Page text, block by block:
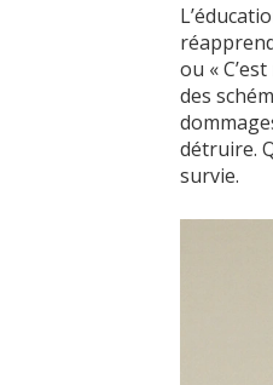
ou «
des
détruire.
survie.